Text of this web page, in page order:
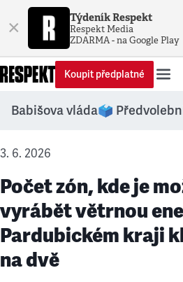
× Týdeník Respekt
Respekt Media
ZDARMA - na Google Play
Koupit předplatné
Babišova vláda🗳️
3. 6. 2026
Počet zón, kde je
vyrábět větrnou
Pardubickém kraji
na dvě